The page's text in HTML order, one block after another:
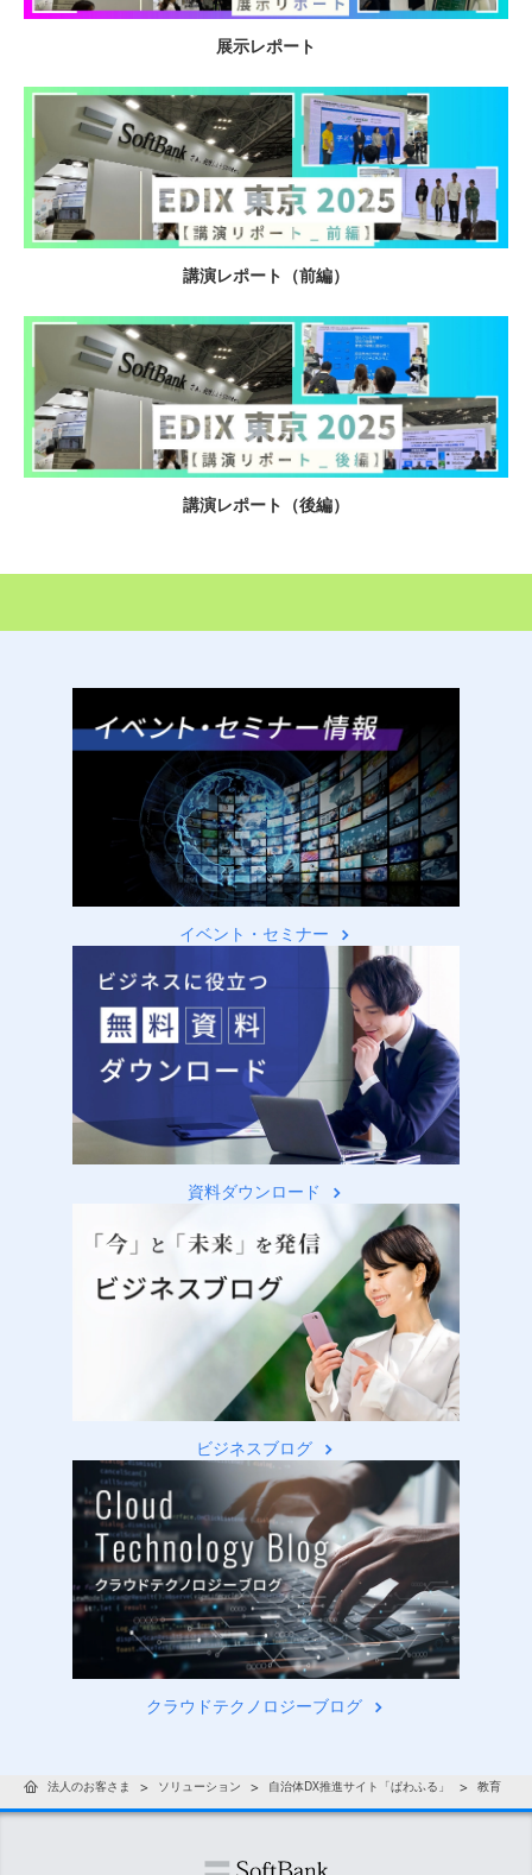
展示レポート
講演レポート（前編）
講演レポート（後編）
イベント・セミナー
資料ダウンロード
ビジネスブログ
クラウドテクノロジーブログ
法人のお客さま ソリューション 自治体DX推進サイト「ぱわふる」 教育